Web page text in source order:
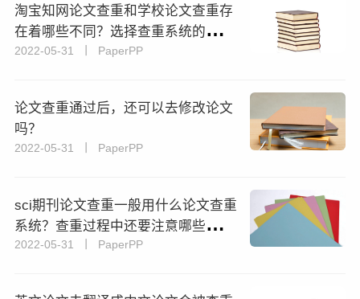
淘宝知网论文查重和学校论文查重存
在着哪些不同？选择查重系统的要点
又有哪些？
2022-05-31 丨 PaperPP
论文查重通过后，还可以去修改论文
吗？
2022-05-31 丨 PaperPP
sci期刊论文查重一般用什么论文查重
系统？查重过程中还要注意哪些问
题？
2022-05-31 丨 PaperPP